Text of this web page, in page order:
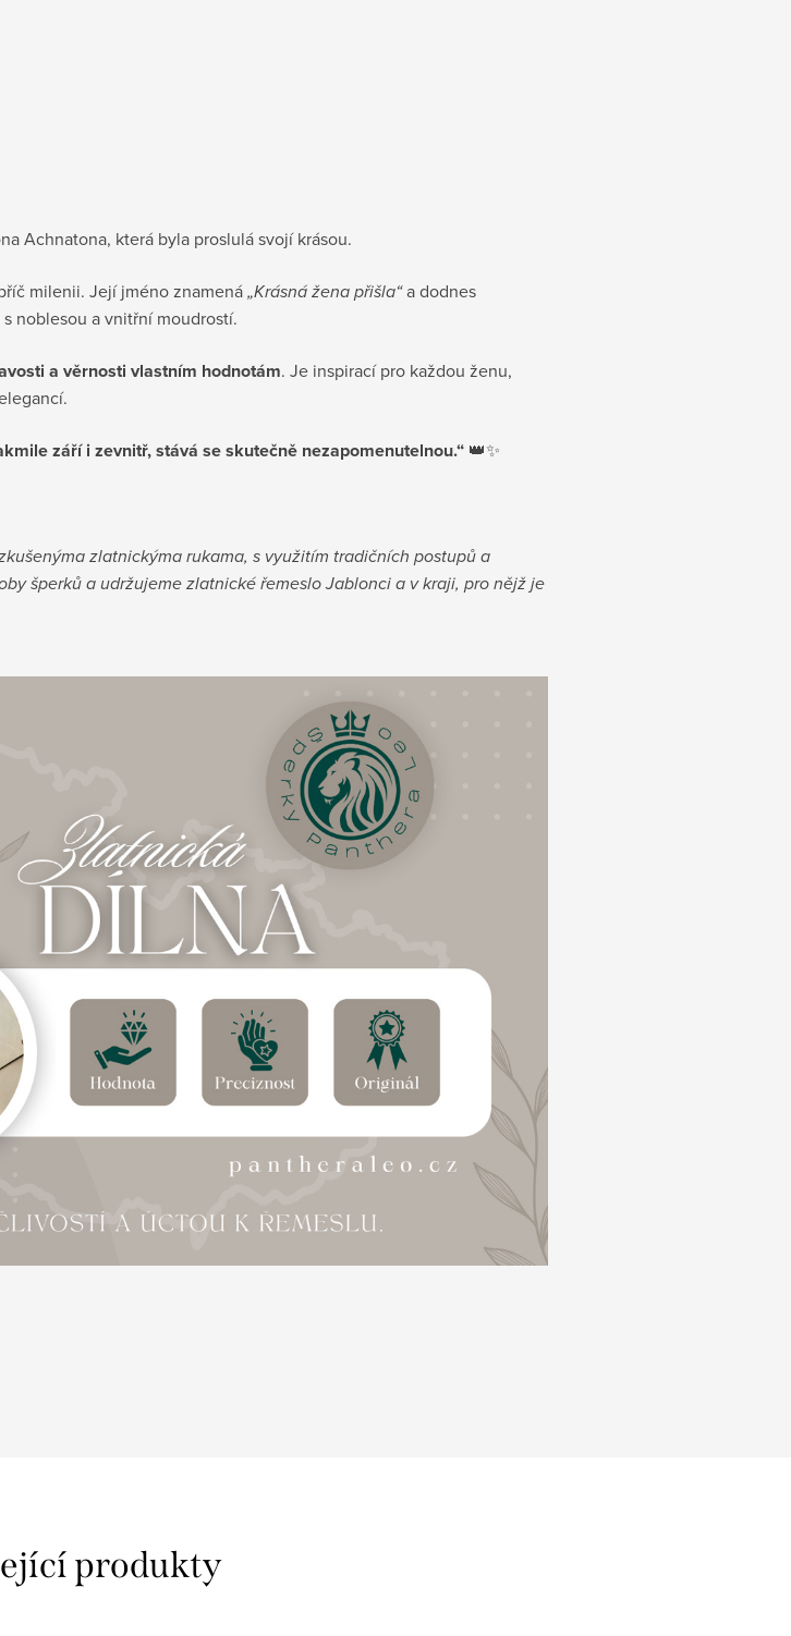
Achnatona, která byla proslulá svojí krásou.
milenii. Její jméno znamená„Krásná žena přišla“a dodnes
noblesou a vnitřní moudrostí.
a věrnosti vlastním hodnotám. Je inspirací pro každou ženu,
září i zevnitř, stává se skutečně nezapomenutelnou.“ 👑✨
zlatnickýma rukama, s využitím tradičních postupů a
šperků a udržujeme zlatnické řemeslo Jablonci a v kraji, pro nějž je
produkty